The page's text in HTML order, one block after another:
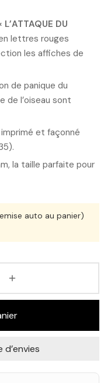
L’ATTAQUE DU
lettres rouges
les affiches de
de panique du
de l’oiseau sont
imprimé et façonné
la taille parfaite pour
auto au panier)